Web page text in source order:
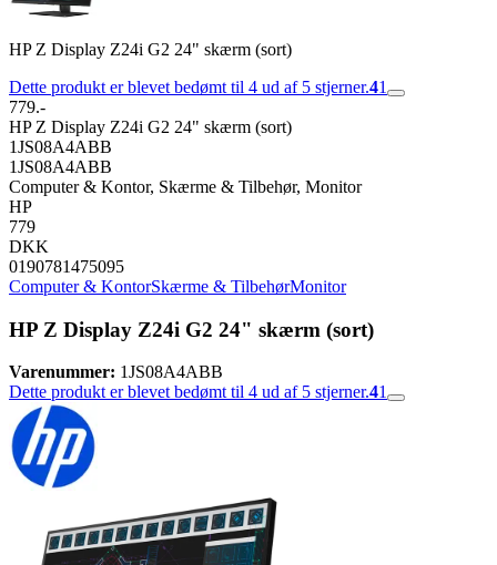
HP Z Display Z24i G2 24" skærm (sort)
Dette produkt er blevet bedømt til 4 ud af 5 stjerner.41
779.-
HP Z Display Z24i G2 24" skærm (sort)
1JS08A4ABB
1JS08A4ABB
Computer & Kontor, Skærme & Tilbehør, Monitor
HP
779
DKK
0190781475095
Computer & KontorSkærme & TilbehørMonitor
HP Z Display Z24i G2 24" skærm (sort)
Varenummer: 1JS08A4ABB
Dette produkt er blevet bedømt til 4 ud af 5 stjerner.41